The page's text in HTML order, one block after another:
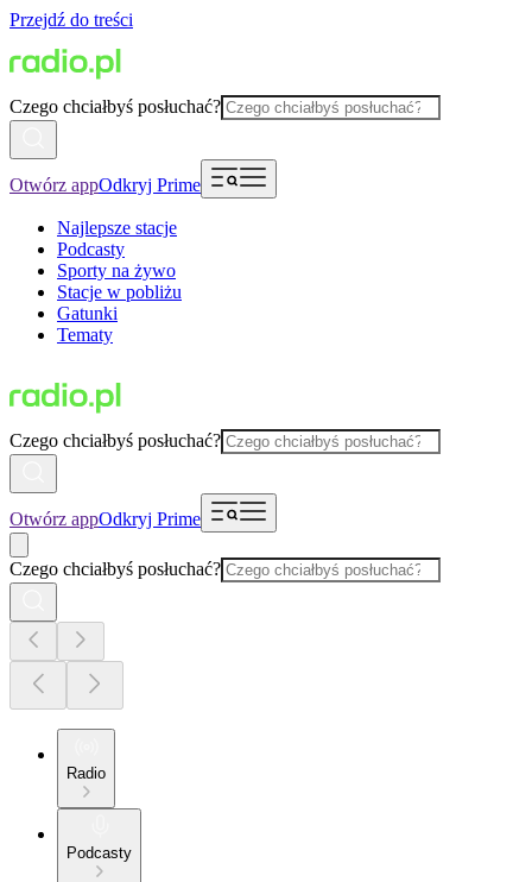
Przejdź do treści
Czego chciałbyś posłuchać?
Otwórz appOdkryj Prime
Najlepsze stacje
Podcasty
Sporty na żywo
Stacje w pobliżu
Gatunki
Tematy
Czego chciałbyś posłuchać?
Otwórz appOdkryj Prime
Czego chciałbyś posłuchać?
Radio
Podcasty